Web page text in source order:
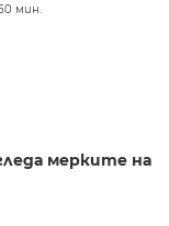
мин.
мерките на